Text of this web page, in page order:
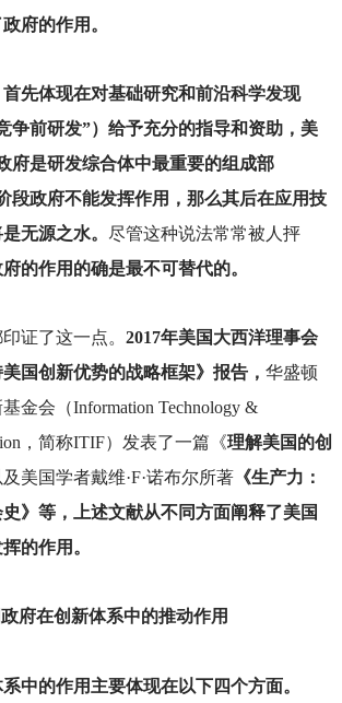
府的作用。
先体现在对基础研究和前沿科学发现
争前研发”）给予充分的指导和资助，美
府是研发综合体中最重要的组成部
段政府不能发挥作用，那么其后在应用技
无源之水。 尽管这种说法常常被人抨
的作用的确是最不可替代的。
证了这一点。 2017年美国大西洋理事会
国创新优势的战略框架》报告， 华盛顿
金会（Information Technology &
，简称ITIF）发表了一篇《理解美国的创
及美国学者戴维·F·诺布尔所著《生产力：
》等，上述文献从不同方面阐释了美国
的作用。
府在创新体系中的推动作用
中的作用主要体现在以下四个方面。